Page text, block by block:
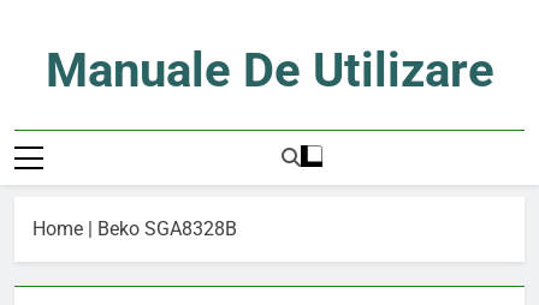
contentManuale De Utilizare
Home | Beko SGA8328B